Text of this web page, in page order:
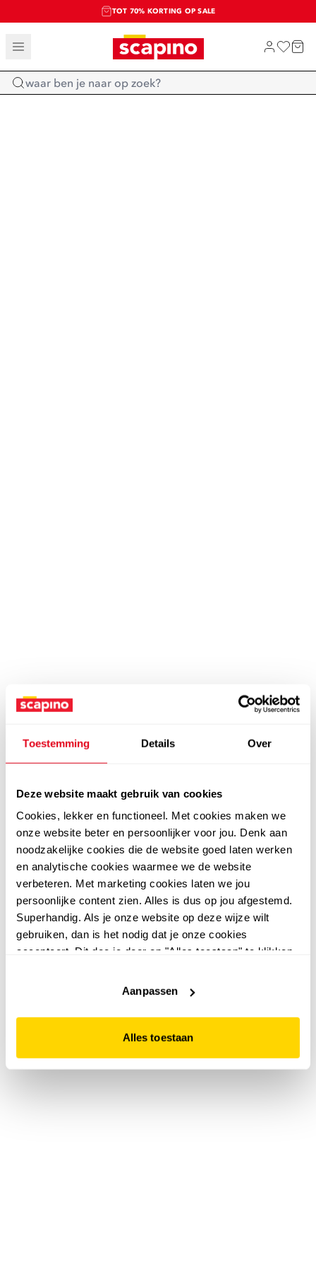
Toestemming Details Over
Deze website maakt gebruik van cookies
Cookies, lekker en functioneel. Met cookies maken we
onze website beter en persoonlijker voor jou. Denk aan
noodzakelijke cookies die de website goed laten werken
en analytische cookies waarmee we de website
verbeteren. Met marketing cookies laten we jou
persoonlijke content zien. Alles is dus op jou afgestemd.
Superhandig. Als je onze website op deze wijze wilt
gebruiken, dan is het nodig dat je onze cookies
accepteert. Dit doe je door op "Alles toestaan" te klikken.
website niet optimaal functioneert.
Aanpassen
Alles toestaan
TOT 70% KORTING OP SALE
SALE: LAATSTE KANS!
SHOP NIEUW
Home